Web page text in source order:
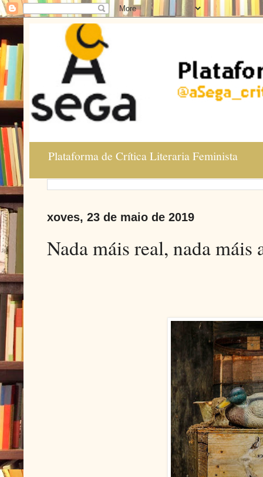
Plataforma de Crítica Literaria Feminista
xoves, 23 de maio de 2019
Nada máis real, nada